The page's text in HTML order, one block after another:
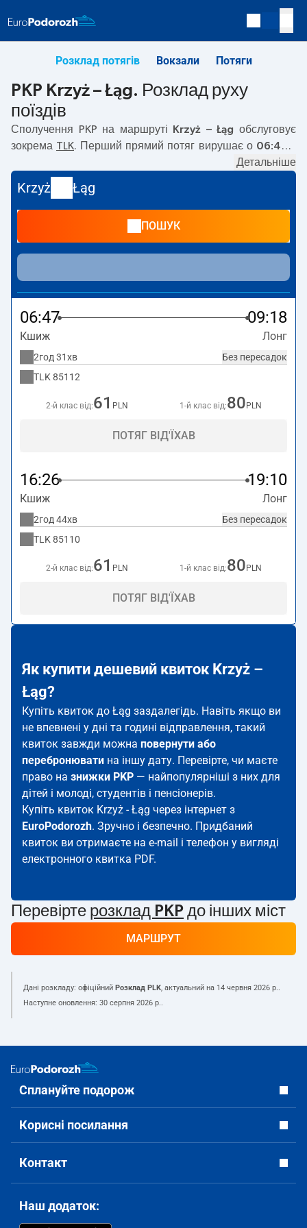
Розклад потягів Вокзали Потяги
PKP Krzyż – Łąg. Розклад руху
поїздів
Сполучення PKP на маршруті Krzyż – Łąg обслуговує
зокрема TLK . Перший прямий потяг вирушає о 06:47з
пересадок
KRAJNA
На маршрутіKrzyż–Łągкурсують також інші потяги:—
пропонують нижчу ціну квитка і зазвичай довший час
подорожі. Потяг завершує маршрут на станції Łąg.
Детальніше
Krzyż Łąg
ПОШУК
06:47 09:18
Кшиж Лонг
Без пересадок
2год 31хв
TLK 85112
2-й клас від:61 PLN 1-й клас від:80 PLN
ПОТЯГ ВІД'ЇХАВ
16:26 19:10
Кшиж Лонг
Без пересадок
2год 44хв
TLK 85110
2-й клас від:61 PLN 1-й клас від:80 PLN
ПОТЯГ ВІД'ЇХАВ
Як купити дешевий квиток Krzyż –
Łąg?
Купіть квиток до Łąg заздалегідь. Навіть якщо ви
не впевнені у дні та годині відправлення, такий
квиток завжди можна повернути або
перебронювати на іншу дату. Перевірте, чи маєте
право на знижки PKP — найпопулярніші з них для
дітей і молоді, студентів і пенсіонерів.
Купіть квиток Krzyż - Łąg через інтернет з
EuroPodorozh. Зручно і безпечно. Придбаний
квиток ви отримаєте на e-mail і телефон у вигляді
електронного квитка PDF.
Перевірте розклад PKP до інших міст
МАРШРУТ
Дані розкладу: офіційний Розклад PLK, актуальний на 14 червня 2026 р..
Наступне оновлення: 30 серпня 2026 р..
Сплануйте подорож
Корисні посилання
Контакт
Наш додаток: